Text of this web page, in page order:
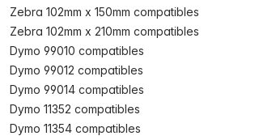
Zebra 102mm x 150mm compatibles
Zebra 102mm x 210mm compatibles
Dymo 99010 compatibles
Dymo 99012 compatibles
Dymo 99014 compatibles
Dymo 11352 compatibles
Dymo 11354 compatibles